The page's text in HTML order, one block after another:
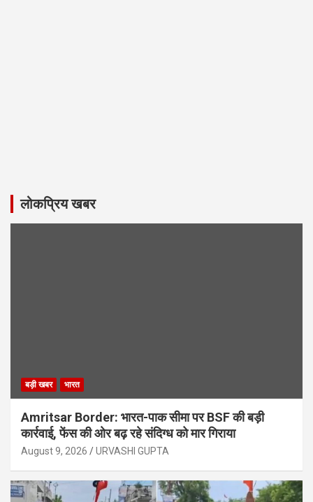
लोकप्रिय खबर
बड़ी खबर भारत
Amritsar Border: भारत-पाक सीमा पर BSF की बड़ी
कार्रवाई, फेंस की ओर बढ़ रहे संदिग्ध को मार गिराया
August 9, 2026 URVASHI GUPTA